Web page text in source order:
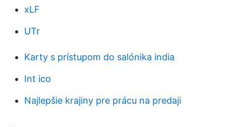
xLF
UTr
Karty s prístupom do salónika india
Int ico
Najlepšie krajiny pre prácu na predaji